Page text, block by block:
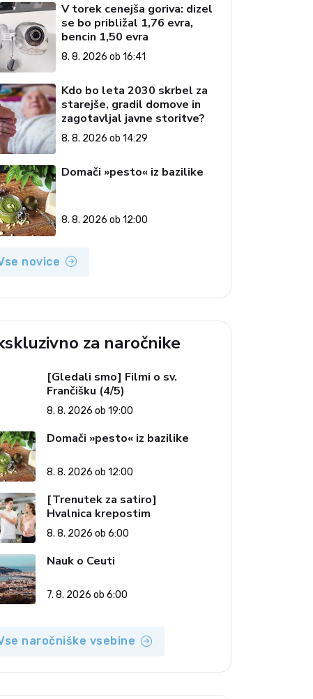
V torek cenejša goriva: dizel
se bo približal 1,76 evra,
bencin 1,50 evra
8. 8. 2026 ob 16:41
Kdo bo leta 2030 skrbel za
starejše, gradil domove in
zagotavljal javne storitve?
8. 8. 2026 ob 14:29
Domači »pesto« iz bazilike
8. 8. 2026 ob 12:00
novice
za naročnike
[Gledali smo] Filmi o sv.
Frančišku (4/5)
8. 8. 2026 ob 19:00
Domači »pesto« iz bazilike
8. 8. 2026 ob 12:00
[Trenutek za satiro]
Hvalnica krepostim
8. 8. 2026 ob 6:00
Nauk o Ceuti
7. 8. 2026 ob 6:00
naročniške vsebine